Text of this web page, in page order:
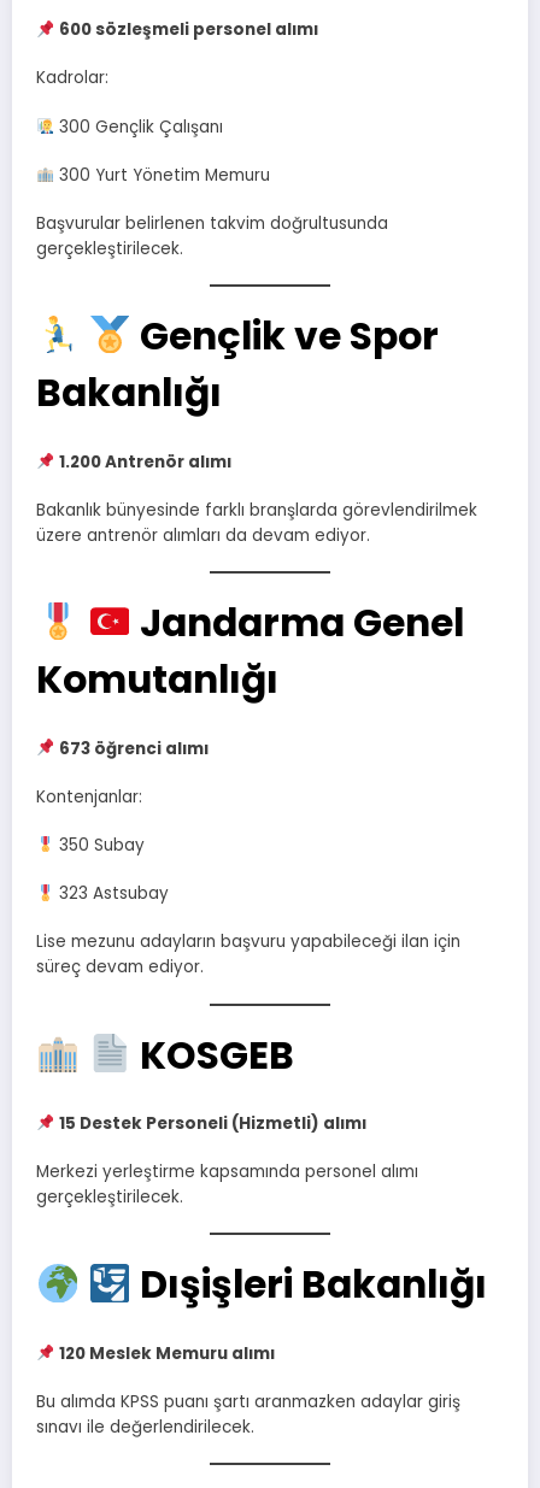
600 sözleşmeli personel alımı
Kadrolar:
300 Gençlik Çalışanı
300 Yurt Yönetim Memuru
Başvurular belirlenen takvim doğrultusunda
gerçekleştirilecek.
Gençlik ve Spor
Bakanlığı
1.200 Antrenör alımı
Bakanlık bünyesinde farklı branşlarda görevlendirilmek
üzere antrenör alımları da devam ediyor.
Jandarma Genel
Komutanlığı
673 öğrenci alımı
Kontenjanlar:
350 Subay
323 Astsubay
Lise mezunu adayların başvuru yapabileceği ilan için
süreç devam ediyor.
KOSGEB
15 Destek Personeli (Hizmetli) alımı
Merkezi yerleştirme kapsamında personel alımı
gerçekleştirilecek.
Dışişleri Bakanlığı
120 Meslek Memuru alımı
Bu alımda KPSS puanı şartı aranmazken adaylar giriş
sınavı ile değerlendirilecek.